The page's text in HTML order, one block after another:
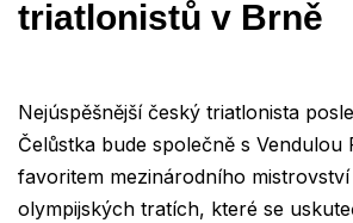
triatlonistů v Brně
Nejúspěšnější český triatlonista
Čelůstka bude společně s
favoritem mezinárodního
olympijských tratích, které se